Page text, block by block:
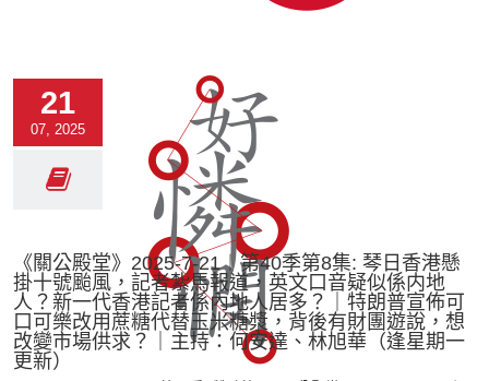
21
07, 2025
《關公殿堂》2025-7-21︱第40季第8集: 琴日香港懸
掛十號颱風，記者紮馬報道，英文口音疑似係内地
人？新一代香港記者係內地人居多？｜特朗普宣佈可
口可樂改用蔗糖代替玉米糖漿，背後有財團遊說，想
改變市場供求？｜主持：何安達、林旭華（逢星期一
更新）